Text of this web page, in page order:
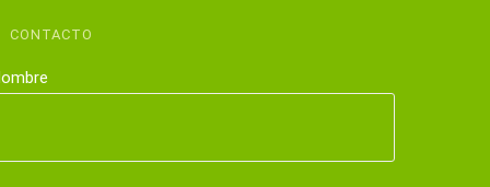
CONTACTO